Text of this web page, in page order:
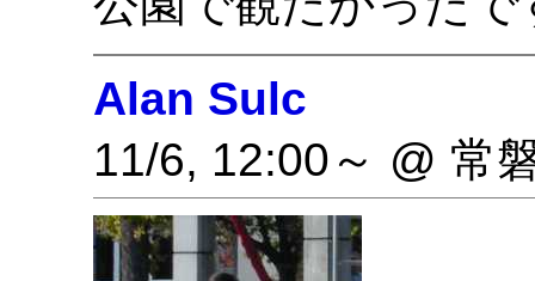
Alan Sulc
11/6, 12:00～ @ 常